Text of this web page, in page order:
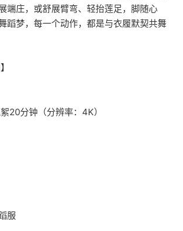
端庄，或舒展臂弯、轻抬莲足，脚随心
蹈梦，每一个动作，都是与衣履默契共舞
20分钟（分辨率：4K）
服